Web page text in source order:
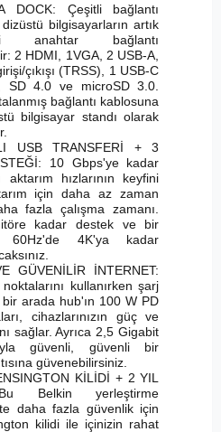
DOCK: Çeşitli bağlantı
bilgisayarların artık
anahtar bağlantı
2 HDMI, 1VGA, 2 USB-A,
çıkışı (TRSS), 1 USB-C
SD 4.0 ve microSD 3.0.
bağlantı kablosuna
bilgisayar standı olarak
USB TRANSFERİ + 3
10 Gbps'ye kadar
aktarım hızlarının keyfini
için daha az zaman
fazla çalışma zamanı.
kadar destek ve bir
60Hz'de 4K'ya kadar
GÜVENİLİR İNTERNET:
kullanırken şarj
arada hub'ın 100 W PD
cihazlarınızın güç ve
sağlar. Ayrıca 2,5 Gigabit
güvenli, güvenli bir
güvenebilirsiniz.
KİLİDİ + 2 YIL
Belkin yerleştirme
daha fazla güvenlik için
kilidi ile içinizin rahat